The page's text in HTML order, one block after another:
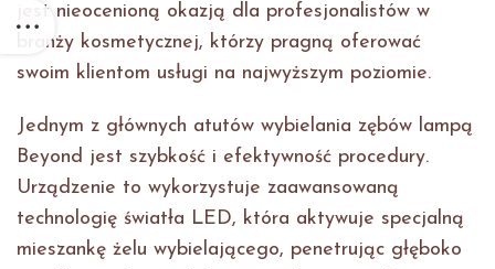
jest nieocenioną okazją dla profesjonalistów w
branży kosmetycznej, którzy pragną oferować
swoim klientom usługi na najwyższym poziomie.
Jednym z głównych atutów wybielania zębów lampą
Beyond jest szybkość i efektywność procedury.
Urządzenie to wykorzystuje zaawansowaną
technologię światła LED, która aktywuje specjalną
mieszankę żelu wybielającego, penetrując głęboko